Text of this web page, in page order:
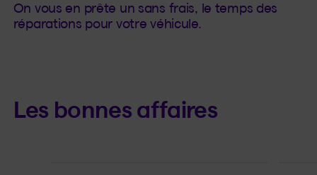
On vous en prête un sans frais, le temps des
réparations pour votre véhicule.
Les bonnes affaires